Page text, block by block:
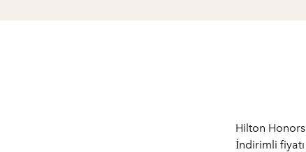
Hilton Honors
İndirimli fiyatı